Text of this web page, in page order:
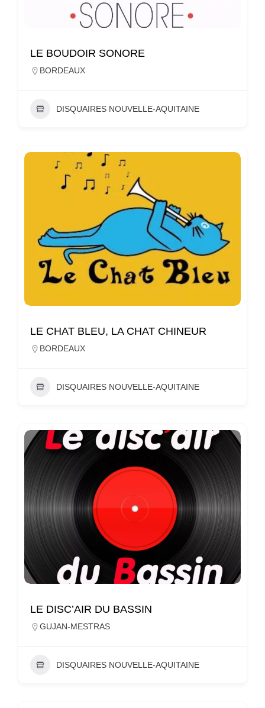
LE BOUDOIR SONORE
BORDEAUX
DISQUAIRES NOUVELLE-AQUITAINE
LE CHAT BLEU, LA CHAT CHINEUR
BORDEAUX
DISQUAIRES NOUVELLE-AQUITAINE
LE DISC’AIR DU BASSIN
GUJAN-MESTRAS
DISQUAIRES NOUVELLE-AQUITAINE